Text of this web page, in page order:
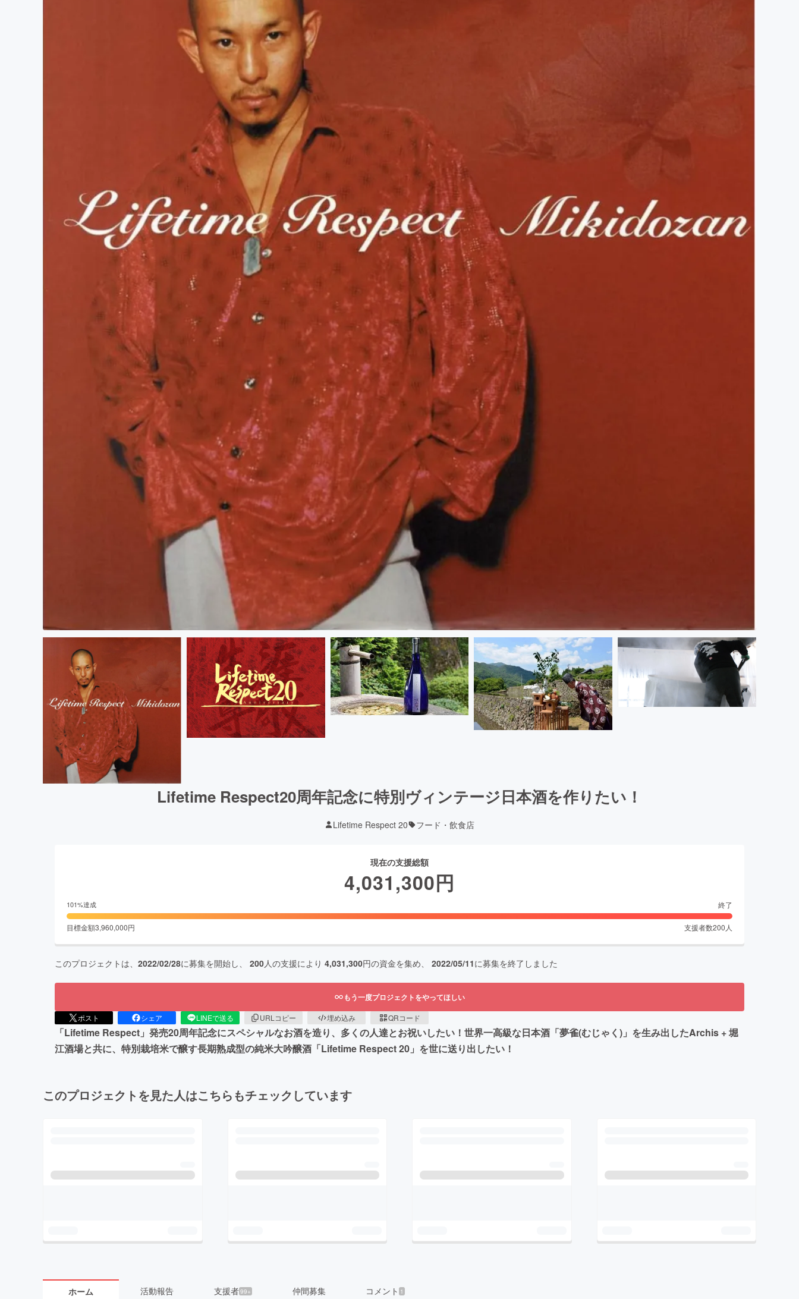
Lifetime Respect20周年記念に特別ヴィンテージ日本酒を作りたい！
Lifetime Respect 20 フード・飲食店
現在の支援総額
4,031,300円
101%達成 終了
目標金額3,960,000円 支援者数200 人
このプロジェクトは、 2022/02/28に募集を開始し、 200人の支援により 4,031,300円の資金を集め、 2022/05/11に募集を終了しました
もう一度プロジェクトをやってほしい
ポスト シェア LINEで送る URLコピー 埋め込み QRコード
「Lifetime Respect」発売20周年記念にスペシャルなお酒を造り、多くの人達とお祝いしたい！世界一高級な日本酒「夢雀(むじゃく)」を生み出したArchis + 堀
江酒場と共に、特別栽培米で醸す長期熟成型の純米大吟醸酒「Lifetime Respect 20」を世に送り出したい！
このプロジェクトを見た人はこちらもチェックしています
ホーム 活動報告 支援者99+ 仲間募集 コメント 1